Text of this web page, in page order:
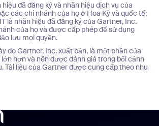
hiệu đã đăng ký và nhãn hiệu dịch vụ của
các chi nhánh của họ ở Hoa Kỳ và quốc tế;
là nhãn hiệu đã đăng ký của Gartner, Inc.
của họ và được cấp phép để sử dụng
lưu mọi quyền.
do Gartner, Inc. xuất bản, là một phần của
hơn và nên được đánh giá trong bối cảnh
Tài liệu của Gartner được cung cấp theo nhu